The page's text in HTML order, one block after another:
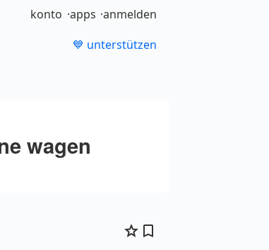
konto apps anmelden
💙 unterstützen
wagen